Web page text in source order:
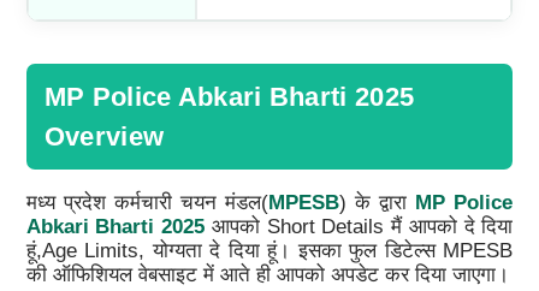
MP Police Abkari Bharti 2025
Overview
मध्य प्रदेश कर्मचारी चयन मंडल(MPESB) के द्वारा MP Police
Abkari Bharti 2025 आपको Short Details मैं आपको दे दिया
हूं,Age Limits, योग्यता दे दिया हूं। इसका फुल डिटेल्स MPESB
की ऑफिशियल वेबसाइट में आते ही आपको अपडेट कर दिया जाएगा।